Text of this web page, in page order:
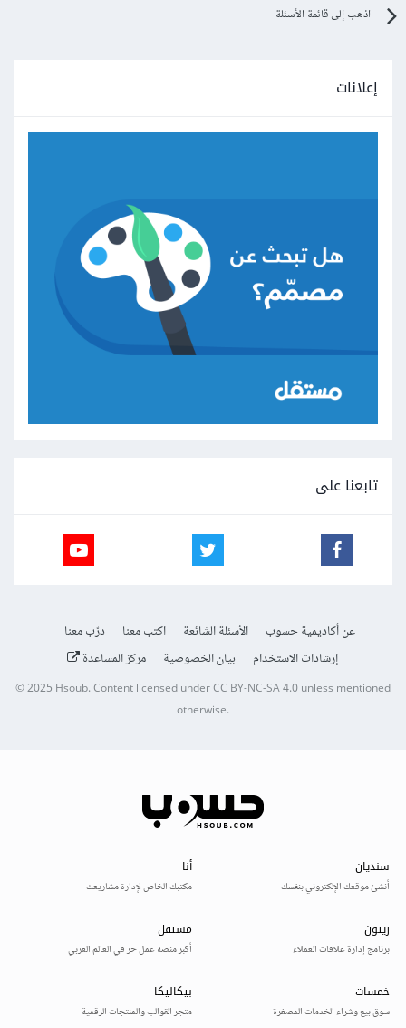
اذهب إلى قائمة الأسئلة
إعلانات
تابعنا على
عن أكاديمية حسوب الأسئلة الشائعة اكتب معنا
درّب معنا
إرشادات الاستخدام
بيان الخصوصية مركز المساعدة
© 2025Hsoub.Content licensed underCC BY-NC-SA 4.0unless mentioned
otherwise.